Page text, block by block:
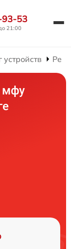
93-53
21:00
устройств
мфу